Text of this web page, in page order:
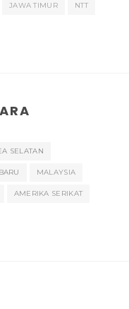
JAWA TIMUR NTT
SELATAN
MALAYSIA
AMERIKA SERIKAT